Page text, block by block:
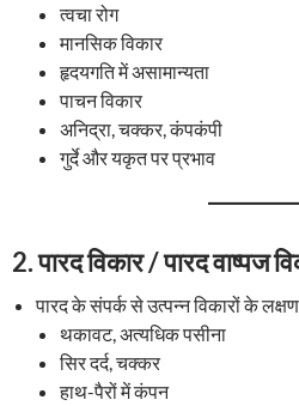
त्वचा रोग
मानसिक विकार
हृदयगति में असामान्यता
पाचन विकार
अनिद्रा, चक्कर, कंपकंपी
गुर्दे और यकृत पर प्रभाव
2.पारद विकार / पारद वाष्पज
पारद के संपर्क से उत्पन्न विकारों के
थकावट, अत्यधिक पसीना
सिर दर्द, चक्कर
हाथ-पैरों में कंपन